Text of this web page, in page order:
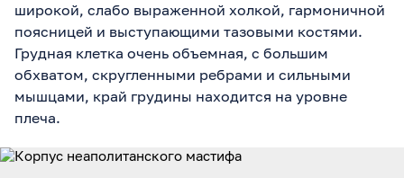
широкой, слабо выраженной холкой, гармоничной
поясницей и выступающими тазовыми костями.
Грудная клетка очень объемная, с большим
обхватом, скругленными ребрами и сильными
мышцами, край грудины находится на уровне
плеча.